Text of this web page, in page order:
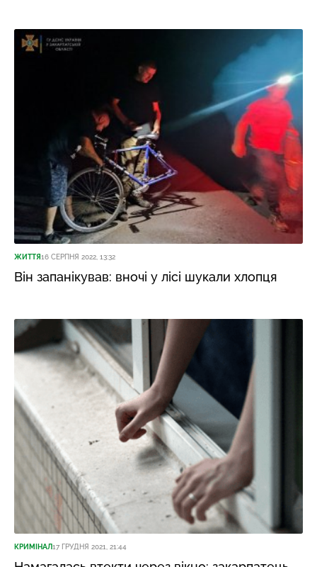
ЖИТТЯ16 СЕРПНЯ 2022, 13:32
Він запанікував: вночі у лісі шукали хлопця
КРИМІНАЛ17 ГРУДНЯ 2021, 21:44